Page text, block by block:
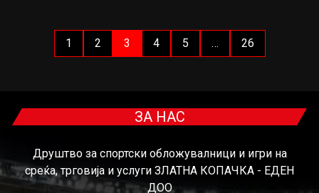
1 2 3 4 5 … 26
ЗА НАС
Друштво за спортски обложувалници и игри на
среќа, трговија и услуги ЗЛАТНА КОПАЧКА - ЕДЕН
ДОО